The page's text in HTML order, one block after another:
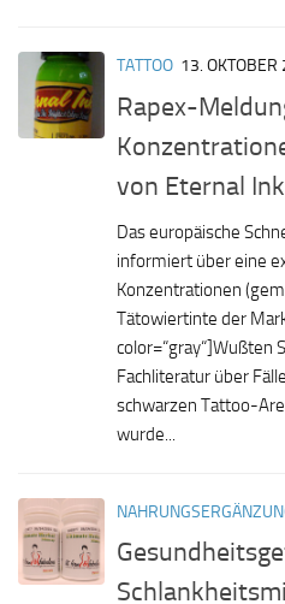
TATTOO 13. OKTOBER
Rapex-
von Eternal Ink
Das europäische
informiert über eine
Konzentrationen
Tätowiertinte der
color=“gray“]Wußten
Fachliteratur über
schwarzen Tattoo-
wurde...